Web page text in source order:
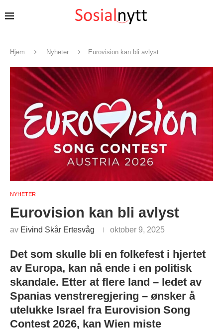
Hjem Nyheter Eurovision kan bli avlyst
NYHETER
Eurovision kan bli avlyst
av Eivind Skår Ertesvåg oktober 9, 2025
Det som skulle bli en folkefest i hjertet
av Europa, kan nå ende i en politisk
skandale. Etter at flere land – ledet av
Spanias venstreregjering – ønsker å
utelukke Israel fra Eurovision Song
Contest 2026, kan Wien miste